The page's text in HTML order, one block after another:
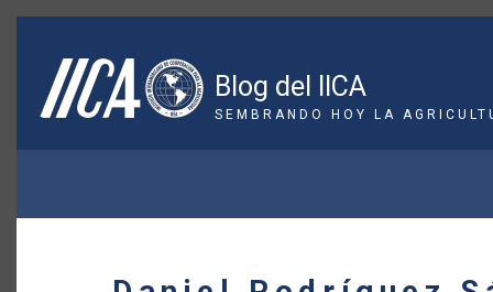
Pasar
contenido
principal
Blog del IICA
SEMBRANDO HOY LA
ENLACES